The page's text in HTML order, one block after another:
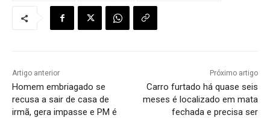
Artigo anterior
Homem embriagado se
recusa a sair de casa de
irmã, gera impasse e PM é
Próximo artigo
Carro furtado há quase seis
meses é localizado em mata
fechada e precisa ser